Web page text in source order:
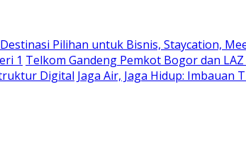
Pilihan untuk Bisnis, Staycation,
1 Telkom Gandeng Pemkot Bogor dan
Digital Jaga Air, Jaga Hidup: